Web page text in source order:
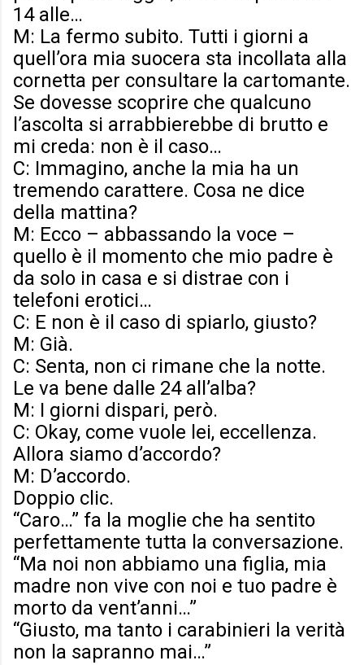
14 alle…
M: La fermo subito. Tutti i giorni a
quell’ora mia suocera sta incollata alla
cornetta per consultare la cartomante.
Se dovesse scoprire che qualcuno
l’ascolta si arrabbierebbe di brutto e
mi creda: non è il caso…
C: Immagino, anche la mia ha un
tremendo carattere. Cosa ne dice
della mattina?
M: Ecco – abbassando la voce –
quello è il momento che mio padre è
da solo in casa e si distrae con i
telefoni erotici…
C: E non è il caso di spiarlo, giusto?
M: Già.
C: Senta, non ci rimane che la notte.
Le va bene dalle 24 all’alba?
M: I giorni dispari, però.
C: Okay, come vuole lei, eccellenza.
Allora siamo d’accordo?
M: D’accordo.
Doppio clic.
“Caro…” fa la moglie che ha sentito
perfettamente tutta la conversazione.
“Ma noi non abbiamo una figlia, mia
madre non vive con noi e tuo padre è
morto da vent’anni…”
“Giusto, ma tanto i carabinieri la verità
non la sapranno mai…”